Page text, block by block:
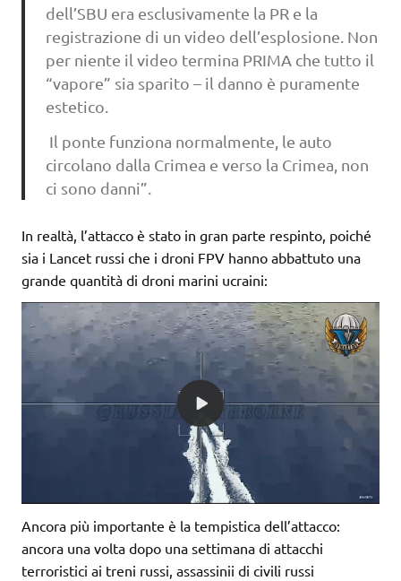
dell’SBU era esclusivamente la PR e la
registrazione di un video dell’esplosione. Non
per niente il video termina PRIMA che tutto il
“vapore” sia sparito – il danno è puramente
estetico.
Il ponte funziona normalmente, le auto
circolano dalla Crimea e verso la Crimea, non
ci sono danni”.
In realtà, l’attacco è stato in gran parte respinto, poiché
sia i Lancet russi che i droni FPV hanno abbattuto una
grande quantità di droni marini ucraini:
Ancora più importante è la tempistica dell’attacco:
ancora una volta dopo una settimana di attacchi
terroristici ai treni russi, assassinii di civili russi